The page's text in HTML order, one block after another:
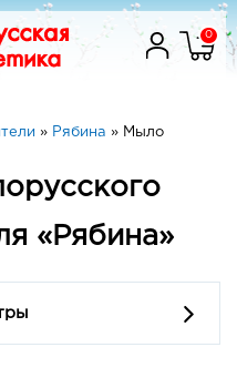
0
» Рябина » Мыло
«Рябина»